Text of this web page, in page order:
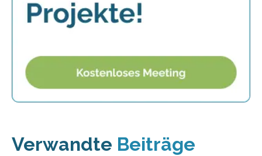
Verwandte Beiträge